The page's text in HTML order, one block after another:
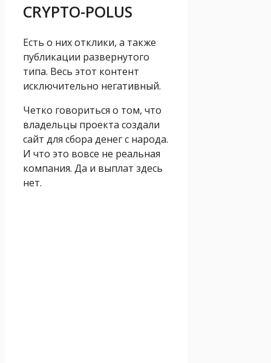
CRYPTO-POLUS
Есть о них отклики, а также
публикации развернутого
типа. Весь этот контент
исключительно негативный.
Четко говориться о том, что
владельцы проекта создали
сайт для сбора денег с народа.
И что это вовсе не реальная
компания. Да и выплат здесь
нет.